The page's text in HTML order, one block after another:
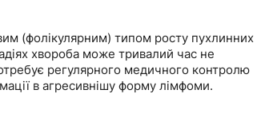
(фолікулярним) типом росту пухлинних
хвороба може тривалий час не
регулярного медичного контролю
в агресивнішу форму лімфоми.